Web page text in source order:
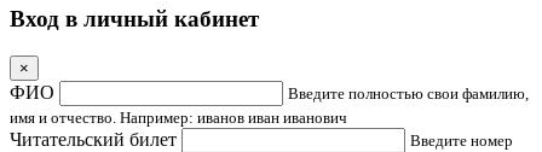
Вход в личный кабинет
×
ФИО
Введите полностью свои фамилию,
имя и отчество. Например: иванов иван иванович
Читательский билет
Введите номер